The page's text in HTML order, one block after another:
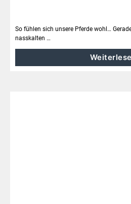
So fühlen sich unsere Pferde wohl…
nasskalten …